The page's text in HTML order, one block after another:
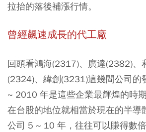
拉抬的落後補漲行情。
曾經飆速成長的代工廠
回頭看鴻海(2317)、廣達(2382)、
(2324)、緯創(3231)這幾間公司的
~ 2010 年是這些企業最輝煌的時
在台股的地位就相當於現在的半導
公司 5 ~ 10 年，往往可以賺得數